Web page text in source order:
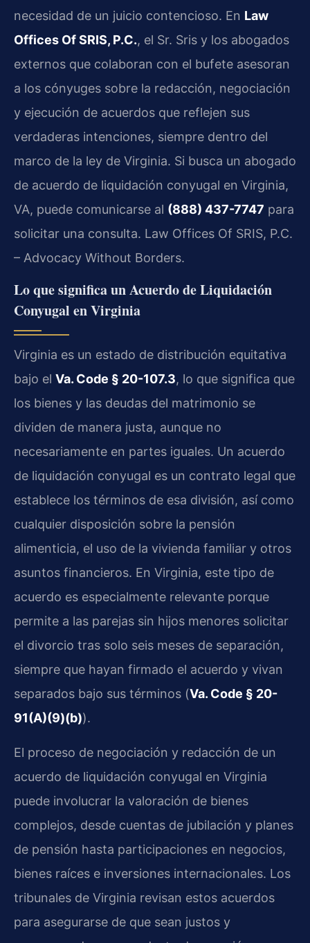
necesidad de un juicio contencioso. En Law
Offices Of SRIS, P.C., el Sr. Sris y los abogados
externos que colaboran con el bufete asesoran
a los cónyuges sobre la redacción, negociación
y ejecución de acuerdos que reflejen sus
verdaderas intenciones, siempre dentro del
marco de la ley de Virginia. Si busca un abogado
de acuerdo de liquidación conyugal en Virginia,
VA, puede comunicarse al (888) 437-7747 para
solicitar una consulta. Law Offices Of SRIS, P.C.
– Advocacy Without Borders.
Lo que significa un Acuerdo de Liquidación
Conyugal en Virginia
Virginia es un estado de distribución equitativa
bajo el Va. Code § 20-107.3, lo que significa que
los bienes y las deudas del matrimonio se
dividen de manera justa, aunque no
necesariamente en partes iguales. Un acuerdo
de liquidación conyugal es un contrato legal que
establece los términos de esa división, así como
cualquier disposición sobre la pensión
alimenticia, el uso de la vivienda familiar y otros
asuntos financieros. En Virginia, este tipo de
acuerdo es especialmente relevante porque
permite a las parejas sin hijos menores solicitar
el divorcio tras solo seis meses de separación,
siempre que hayan firmado el acuerdo y vivan
separados bajo sus términos (Va. Code § 20-
91(A)(9)(b)).
El proceso de negociación y redacción de un
acuerdo de liquidación conyugal en Virginia
puede involucrar la valoración de bienes
complejos, desde cuentas de jubilación y planes
de pensión hasta participaciones en negocios,
bienes raíces e inversiones internacionales. Los
tribunales de Virginia revisan estos acuerdos
para asegurarse de que sean justos y